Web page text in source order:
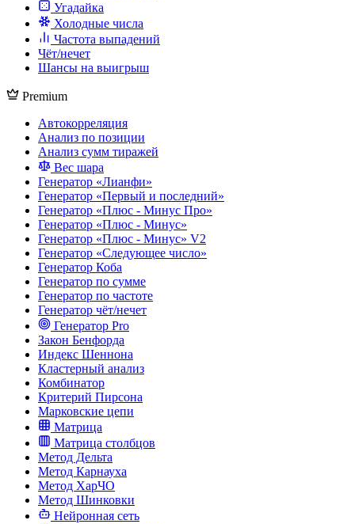
Угадайка
Холодные числа
Частота выпадений
Чёт/нечет
Шансы на выигрыш
Premium
Автокорреляция
Анализ по позиции
Анализ сумм тиражей
Вес шара
Генератор «Лианфи»
Генератор «Первый и последний»
Генератор «Плюс - Минус Про»
Генератор «Плюс - Минус»
Генератор «Плюс - Минус» V2
Генератор «Следующее число»
Генератор Коба
Генератор по сумме
Генератор по частоте
Генератор чёт/нечет
Генератор Pro
Закон Бенфорда
Индекс Шеннона
Кластерный анализ
Комбинатор
Критерий Пирсона
Марковские цепи
Матрица
Матрица столбцов
Метод Дельта
Метод Карнауха
Метод ХарЧО
Метод Шинковки
Нейронная сеть